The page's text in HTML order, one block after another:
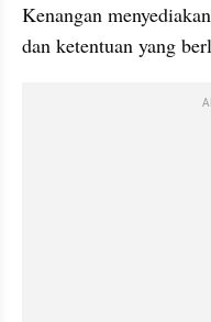
Kenangan
dan ketentuan yang